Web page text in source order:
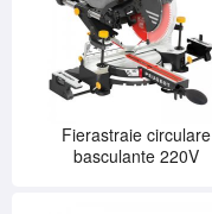
Fierastraie circulare
basculante 220V